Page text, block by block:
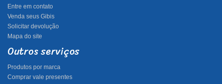
Entre em contato
Venda seus Gibis
Solicitar devolução
Mapa do site
Outros serviços
Produtos por marca
Comprar vale presentes